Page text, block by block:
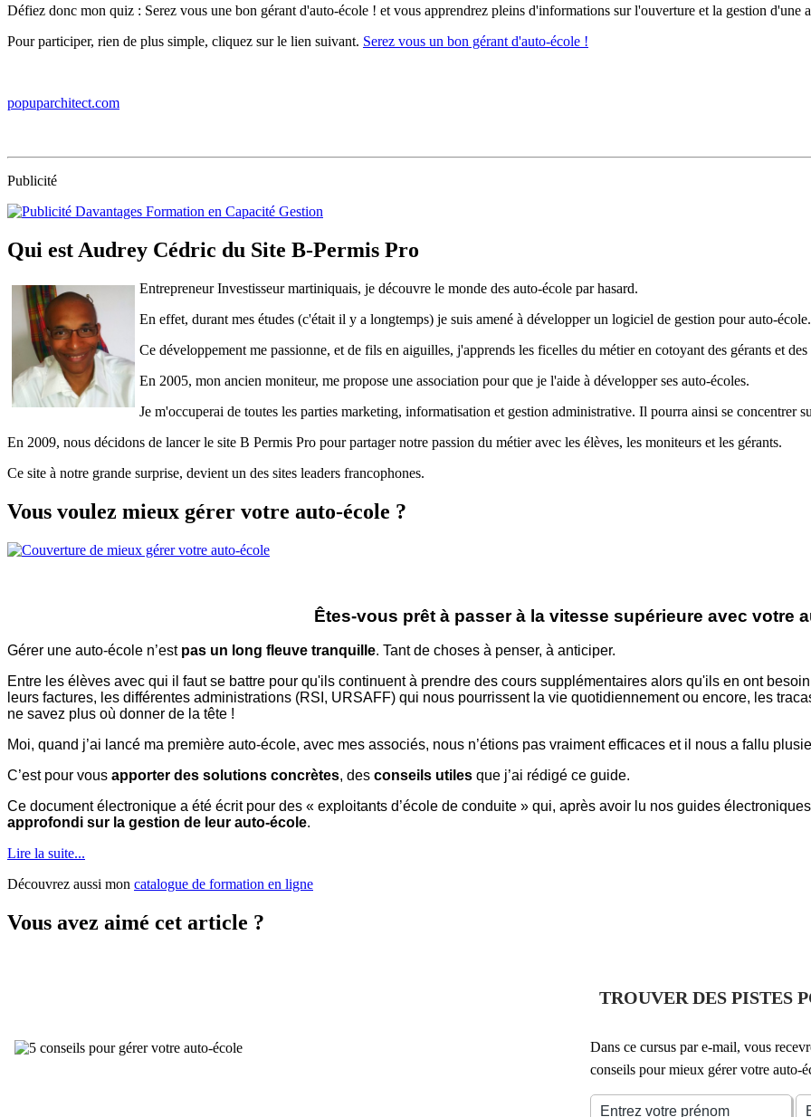
Défiez donc mon quiz : Serez vous une bon gérant d'auto-école ! et vous apprendrez pleins d'informations sur l'ouverture et la gestion d'une
Pour participer, rien de plus simple, cliquez sur le lien suivant. Serez vous un bon gérant d'auto-école !
popuparchitect.com
Publicité
Qui est Audrey Cédric du Site B-Permis Pro
Entrepreneur Investisseur martiniquais, je découvre le monde des auto-école par hasard.
En effet, durant mes études (c'était il y a longtemps) je suis amené à développer un logiciel de gestion pour auto-école.
Ce développement me passionne, et de fils en aiguilles, j'apprends les ficelles du métier en cotoyant des gérants et
En 2005, mon ancien moniteur, me propose une association pour que je l'aide à développer ses auto-écoles.
Je m'occuperai de toutes les parties marketing, informatisation et gestion administrative. Il pourra ainsi se concentrer
En 2009, nous décidons de lancer le site B Permis Pro pour partager notre passion du métier avec les élèves, les moniteurs et les gérants.
Ce site à notre grande surprise, devient un des sites leaders francophones.
Vous voulez mieux gérer votre auto-école ?
Êtes-vous prêt à passer à la vitesse supérieure avec votre
Gérer une auto-école n’est pas un long fleuve tranquille. Tant de choses à penser, à anticiper.
Entre les élèves avec qui il faut se battre pour qu'ils continuent à prendre des cours supplémentaires alors qu'ils en ont
leurs factures, les différentes administrations (RSI, URSAFF) qui nous pourrissent la vie quotidiennement ou encore, les
ne savez plus où donner de la tête !
Moi, quand j’ai lancé ma première auto-école, avec mes associés, nous n’étions pas vraiment efficaces et il nous a fallu
C’est pour vous apporter des solutions concrètes, des conseils utiles que j’ai rédigé ce guide.
Ce document électronique a été écrit pour des « exploitants d’école de conduite » qui, après avoir lu nos guides
approfondi sur la gestion de leur auto-école.
Lire la suite...
Découvrez aussi mon catalogue de formation en ligne
Vous avez aimé cet article ?
TROUVER DES PISTES
Dans ce cursus par e-mail, vous
conseils pour mieux gérer votre auto-